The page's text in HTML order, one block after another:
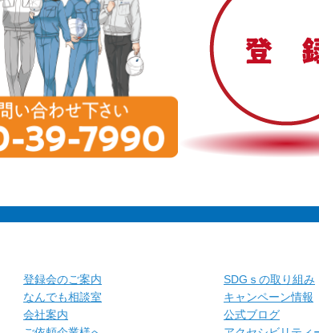
登録会のご案内
なんでも相談室
会社案内
SDGｓの取り組み
キャンペーン情報
公式ブログ